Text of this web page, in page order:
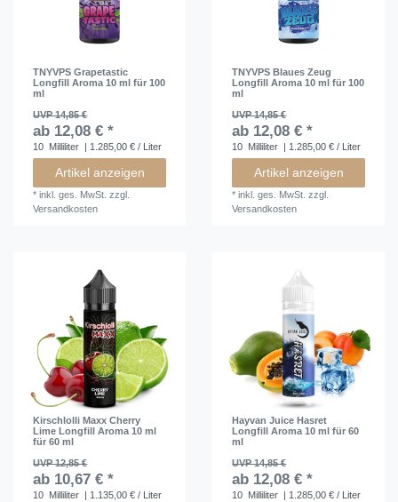
TNYVPS Grapetastic
Longfill Aroma 10 ml für 100
ml
UVP 14,85 €
ab 12,08 € *
10 Milliliter | 1.285,00 € / Liter
Artikel anzeigen
*inkl. ges. MwSt. zzgl.
Versandkosten
TNYVPS Blaues Zeug
Longfill Aroma 10 ml für 100
ml
UVP 14,85 €
ab 12,08 € *
10 Milliliter | 1.285,00 € / Liter
Artikel anzeigen
*inkl. ges. MwSt. zzgl.
Versandkosten
Kirschlolli Maxx Cherry
Lime Longfill Aroma 10 ml
für 60 ml
UVP 12,85 €
ab 10,67 € *
10 Milliliter | 1.135,00 € / Liter
Hayvan Juice Hasret
Longfill Aroma 10 ml für 60
ml
UVP 14,85 €
ab 12,08 € *
10 Milliliter | 1.285,00 € / Liter